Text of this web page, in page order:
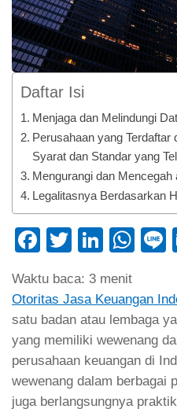
Daftar Isi
Menjaga dan Melindungi
Perusahaan yang Terdaftar
Syarat dan Standar yang
Mengurangi dan
Legalitasnya Berdasarkan
Facebook
Twitter
Waktu baca: 3 menit
Otoritas Jasa Keuangan
satu badan atau lembaga
yang memiliki wewenang
perusahaan keuangan di
wewenang dalam berbagai
juga berlangsungnya